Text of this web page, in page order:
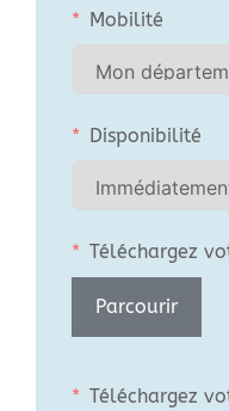
Mobilité
Disponibilité
Téléchargez
Parcourir
Téléchargez